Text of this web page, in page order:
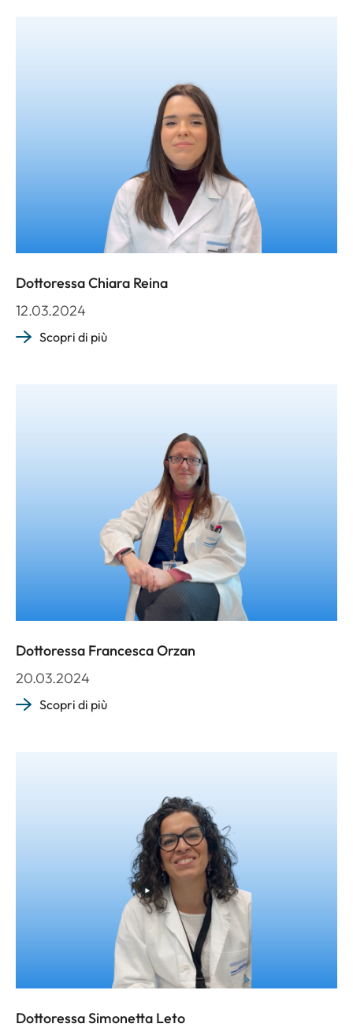
Dottoressa Chiara Reina
12.03.2024
Scopri di più
Dottoressa Francesca Orzan
20.03.2024
Scopri di più
Dottoressa Simonetta Leto